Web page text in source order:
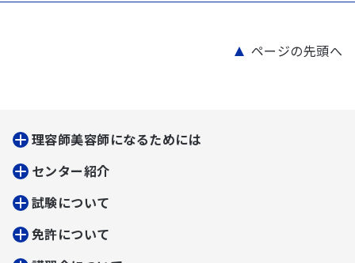
ページの先頭へ
理容師美容師になるためには
センター紹介
試験について
免許について